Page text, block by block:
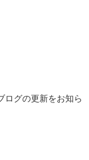
ログの更新をお知ら